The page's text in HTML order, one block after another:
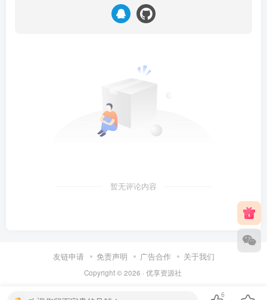
暂无评论内容
友链申请 免责声明 广告合作 关于我们
Copyright © 2026 · 优享资源社
6